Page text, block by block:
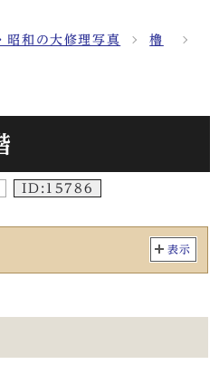
昭和の大修理写真 櫓
ID:15786
表示